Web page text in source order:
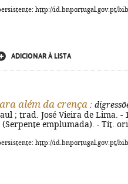
http://id.bnportugal.gov.pt/
ADICIONAR À LISTA
além da crença :
; trad. José Vieira de Lima. -
(Serpente emplumada). - Tít.
http://id.bnportugal.gov.pt/